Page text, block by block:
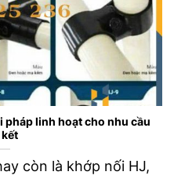
pháp linh hoạt cho nhu cầu
còn là khớp nối HJ,